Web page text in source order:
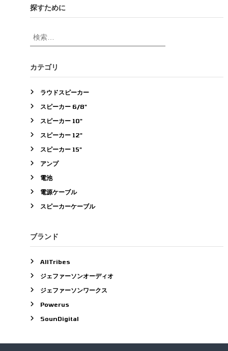
探すために
検
索
象
:
カテゴリ
ラウドスピーカー
スピーカー 6/8"
スピーカー 10"
スピーカー 12"
スピーカー 15"
アンプ
電池
電源ケーブル
スピーカーケーブル
ブランド
AllTribes
ジェファーソンオーディオ
ジェファーソンワークス
Powerus
SounDigital